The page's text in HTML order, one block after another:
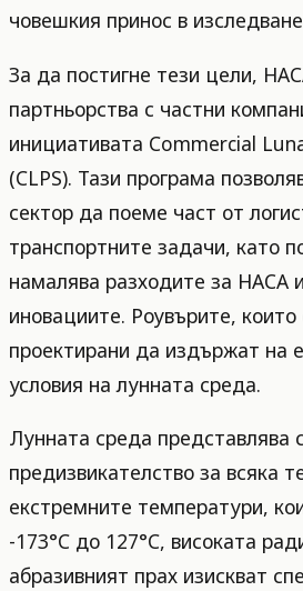
човешкия принос в
За да постигне тези цели,
партньорства с частни
инициативата Commercial
(CLPS). Тази програма
сектор да поеме част от
транспортните задачи, като
намалява разходите за НАСА
иновациите. Роувърите, които
проектирани да издържат на
условия на лунната среда.
Лунната среда представлява
предизвикателство за всяка
екстремните температури,
-173°C до 127°C, високата
абразивният прах изискват